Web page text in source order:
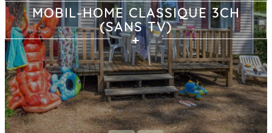
MOBIL-HOME CLASSIQUE 3CH
(SANS TV)